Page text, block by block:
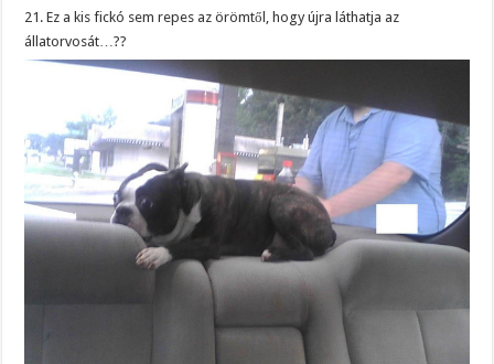
21. Ez a kis fickó sem repes az örömtől, hogy újra láthatja az
állatorvosát…??